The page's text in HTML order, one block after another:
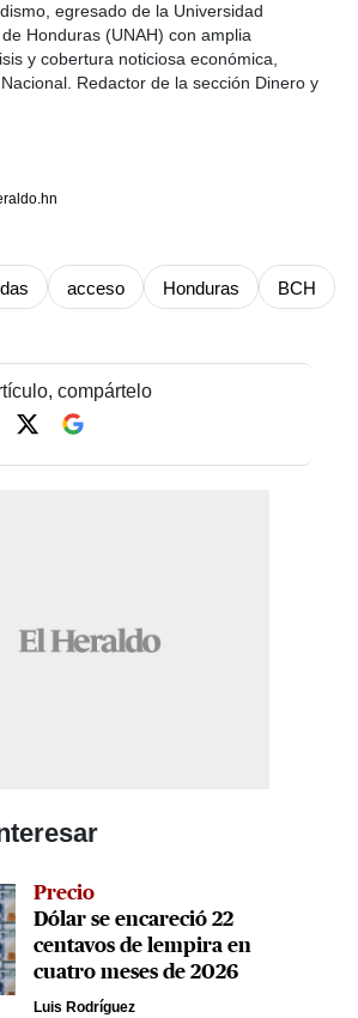
egresado de la Universidad
Honduras (UNAH) con amplia
y cobertura noticiosa económica,
Redactor de la sección Dinero y
acceso Honduras BCH
compártelo
Precio
Dólar se encareció 22
centavos de lempira en
cuatro meses de 2026
Luis Rodríguez